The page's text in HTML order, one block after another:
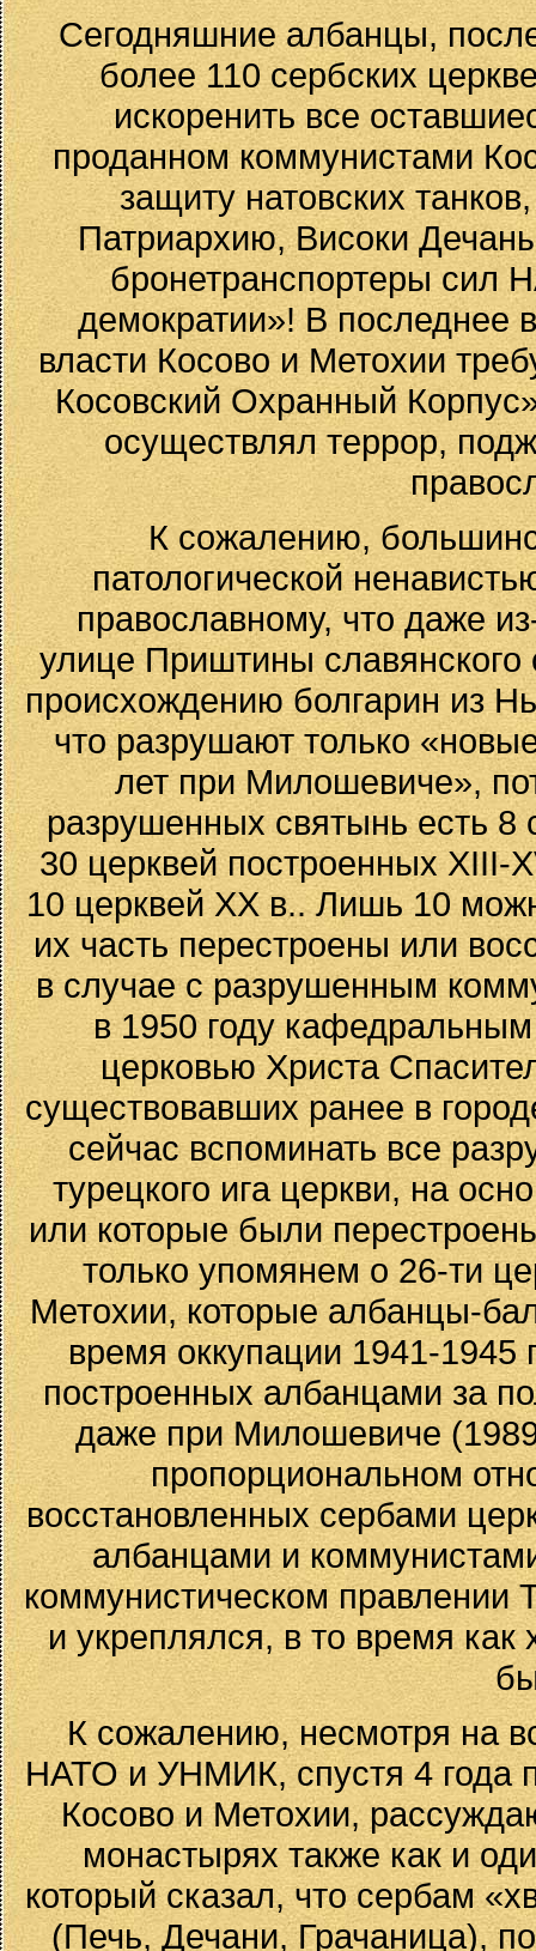
Сегодняшние албанцы,
более 110 сербских
искоренить все
проданном коммунистами
защиту натовских
Патриархию, Високи
бронетранспортеры сил
демократии»! В последнее
власти Косово и Метохии
Косовский Охранный
осуществлял террор,
К сожалению,
патологической
православному, что даже
улице Приштины
происхождению болгарин из
что разрушают только
лет при Милошевиче»,
разрушенных святынь есть 8
30 церквей построенных XIII-
10 церквей XX в.. Лишь 10
их часть перестроены или
в случае с разрушенным
в 1950 году
церковью Христа
существовавших ранее в
сейчас вспоминать все
турецкого ига церкви, на
или которые были
только упомянем о 26-ти
Метохии, которые албанцы-
время оккупации 1941-1945
построенных албанцами за
даже при Милошевиче
пропорциональном
восстановленных сербами
албанцами и
коммунистическом правлении
и укреплялся, в то время как
К сожалению, несмотря на
НАТО и УНМИК, спустя 4 года
Косово и Метохии,
монастырях также как и
который сказал, что сербам
(Печь, Дечани, Грачаница),